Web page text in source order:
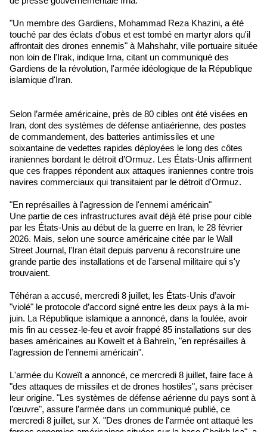
"Un membre des Gardiens, Mohammad Reza Khazini, a été
touché par des éclats d'obus et est tombé en martyr alors qu'il
affrontait des drones ennemis" à Mahshahr, ville portuaire située
non loin de l'Irak, indique Irna, citant un communiqué des
Gardiens de la révolution, l'armée idéologique de la République
islamique d'Iran.
Selon l’armée américaine, près de 80 cibles ont été visées en
Iran, dont des systèmes de défense antiaérienne, des postes
de commandement, des batteries antimissiles et une
soixantaine de vedettes rapides déployées le long des côtes
iraniennes bordant le détroit d’Ormuz. Les États-Unis affirment
que ces frappes répondent aux attaques iraniennes contre trois
navires commerciaux qui transitaient par le détroit d'Ormuz.
"En représailles à l'agression de l'ennemi américain"
Une partie de ces infrastructures avait déjà été prise pour cible
par les États-Unis au début de la guerre en Iran, le 28 février
2026. Mais, selon une source américaine citée par le Wall
Street Journal, l'Iran était depuis parvenu à reconstruire une
grande partie des installations et de l'arsenal militaire qui s'y
trouvaient.
Téhéran a accusé, mercredi 8 juillet, les États-Unis d’avoir
"violé" le protocole d’accord signé entre les deux pays à la mi-
juin. La République islamique a annoncé, dans la foulée, avoir
mis fin au cessez-le-feu et avoir frappé 85 installations sur des
bases américaines au Koweït et à Bahreïn, "en représailles à
l’agression de l’ennemi américain".
L'armée du Koweït a annoncé, ce mercredi 8 juillet, faire face à
"des attaques de missiles et de drones hostiles", sans préciser
leur origine. "Les systèmes de défense aérienne du pays sont à
l’œuvre", assure l’armée dans un communiqué publié, ce
mercredi 8 juillet, sur X. "Des drones de l'armée ont attaqué les